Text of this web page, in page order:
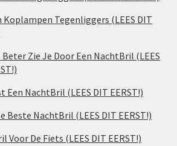
Koplampen Tegenliggers (LEES DIT
Beter Zie Je Door Een NachtBril (LEES
Een NachtBril (LEES DIT EERST!)
Beste NachtBril (LEES DIT EERST!)
Voor De Fiets (LEES DIT EERST!)